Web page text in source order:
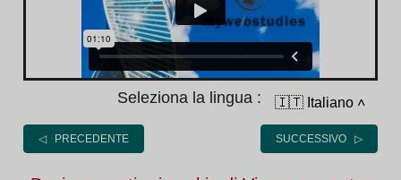
Seleziona la lingua : 🇮🇹 Italiano ˄
◁ PRECEDENTE SUCCESSIVO ▷